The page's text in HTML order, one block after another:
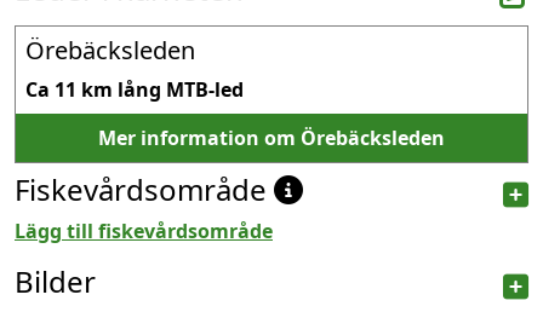
Örebäcksleden
Ca 11 km lång MTB-led
Mer information om Örebäcksleden
Fiskevårdsområde
Lägg till fiskevårdsområde
Bilder